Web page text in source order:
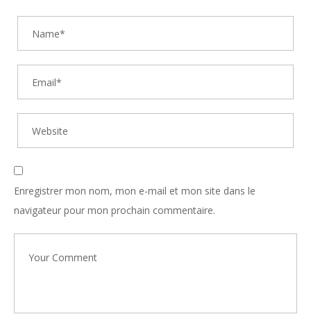
Enregistrer mon nom, mon e-mail et mon site dans le
navigateur pour mon prochain commentaire.